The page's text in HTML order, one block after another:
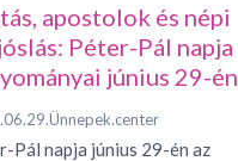
apostolok és népi
Péter-Pál napja
június 29-én
Ünnepek.center
Pál napja június 29-én az